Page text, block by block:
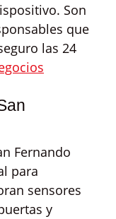
Son
que
las 24
Fernando
para
sensores
y